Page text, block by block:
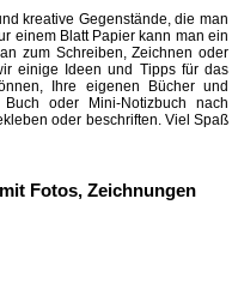
kreative Gegenstände, die man
einem Blatt Papier kann man ein
zum Schreiben, Zeichnen oder
einige Ideen und Tipps für das
Ihre eigenen Bücher und
oder Mini-Notizbuch nach
oder beschriften. Viel Spaß
Fotos, Zeichnungen